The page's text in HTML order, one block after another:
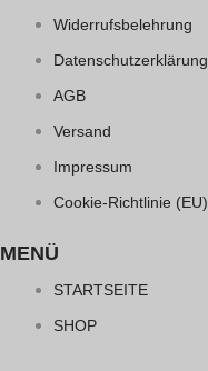
Widerrufsbelehrung
Datenschutzerklärung
AGB
Versand
Impressum
Cookie-Richtlinie (EU)
MENÜ
STARTSEITE
SHOP